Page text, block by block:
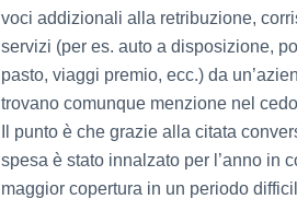
voci addizionali alla retribuzione,
servizi (per es. auto a disposizione,
pasto, viaggi premio, ecc.) da
trovano comunque menzione nel
Il punto è che grazie alla citata
spesa è stato innalzato per l’anno in
maggior copertura in un periodo